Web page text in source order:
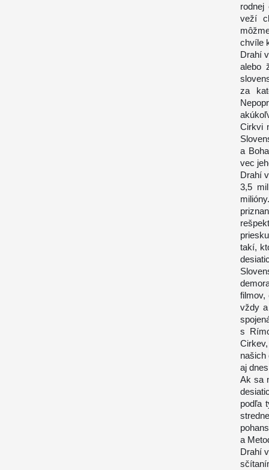
rodnej
veží
chvíle
Drahí
alebo
za
Cirkvi
a
vec
Drahí
3,5
takí,
filmov,
vždy
s
našich
aj
Ak sa
podľa
a
Drahí